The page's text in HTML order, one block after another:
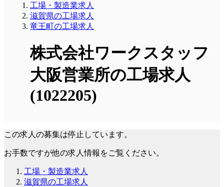
工場・製造業求人
滋賀県の工場求人
竜王町の工場求人
株式会社ワークスタッフ
大阪営業所の工場求人
(1022205)
この求人の募集は停止しています。
お手数ですが他の求人情報をご覧ください。
工場・製造業求人
滋賀県の工場求人